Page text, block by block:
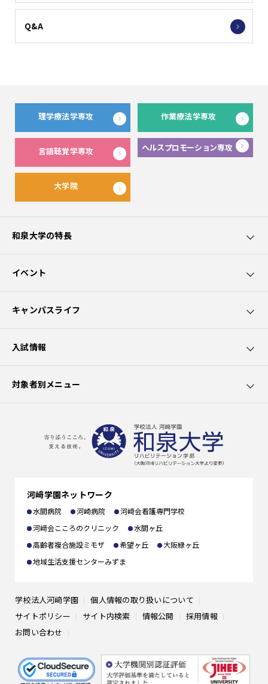
Q&A
理学療法学専攻 作業療法学専攻
言語聴覚学専攻 ヘルスプロモーション専攻
大学院
和泉大学の特長
和泉大学5つのポイント
イベント
オープンキャンパス
キャンパスライフ
学生サポート
施設の利用
入試情報
募集要項
選抜試験一覧
対象者別メニュー
卒業生の方へ
企業の方へ
河﨑学園ネットワーク
水間病院 河崎病院
河﨑会看護専門学校
河﨑会こころのクリニック
水間ヶ丘
高齢者複合施設ミモザ
希望ヶ丘
大阪緑ヶ丘
地域生活支援センターみずま
学校法人河﨑学園
個人情報の取り扱いについて
サイトポリシー
サイト内検索 情報公開
採用情報
お問い合わせ